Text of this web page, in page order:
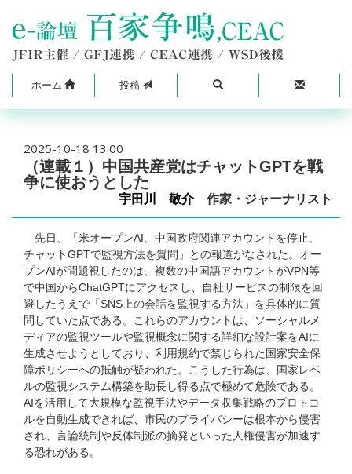
ホーム 投稿
2025-10-18 13:00
（連載１）中国共産党はチャットGPTを戦
争に使おうとした
宇田川 敬介作家・ジャーナリスト
先日、「米オープンAI、中国政府関連アカウントを停止、
チャットGPTで監視方法を質問」との報道がなされた。オー
プンAIが問題視したのは、複数の中国語アカウントがVPN等
で中国からChatGPTにアクセスし、自社サービスの制限を回
避したうえで「SNS上の会話を監視する方法」を具体的に質
問していた点である。これらのアカウントは、ソーシャルメ
ディアの監視ツールや監視概念に関する詳細な設計案をAIに
生成させようとしており、利用規約で禁じられた国家安全保
障ポリシーへの抵触が疑われた。こうした行為は、国家レベ
ルの監視システム構築を助長し得る点で極めて危険である。
AIを活用して大規模な監視手法やデータ収集戦略のプロトコ
ルを自動生成できれば、市民のプライバシーは根本から侵害
され、言論統制や反体制派の摘発といった人権侵害が加速す
る恐れがある。